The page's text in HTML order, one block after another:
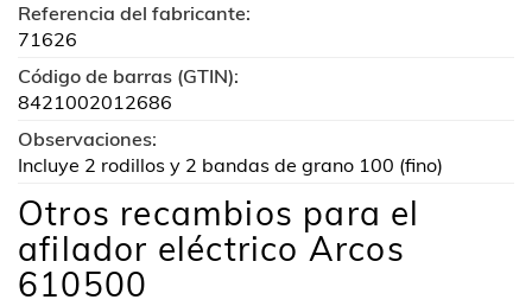
Referencia del fabricante:
71626
Código de barras (GTIN):
8421002012686
Observaciones:
Incluye 2 rodillos y 2 bandas de grano 100 (fino)
Otros recambios para el
afilador eléctrico Arcos
610500